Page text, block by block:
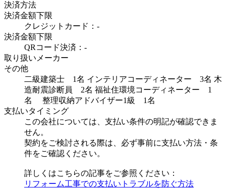
決済方法
決済金額下限
クレジットカード：-
決済金額下限
QRコード決済：-
取り扱いメーカー
その他
二級建築士 1名 インテリアコーディネーター 3名 木
造耐震診断員 2名 福祉住環境コーディネーター 1
名 整理収納アドバイザー1級 1名
支払いタイミング
この会社については、支払い条件の明記が確認できま
せん。
契約をご検討される際は、必ず事前に支払い方法・条
件をご確認ください。
詳しくはこちらの記事をご参照ください：
リフォーム工事での支払いトラブルを防ぐ方法